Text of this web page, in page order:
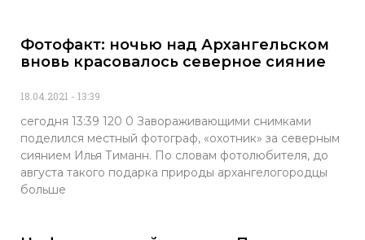
Фотофакт: ночью над Архангельском
вновь красовалось северное сияние
18.04.2021 13:39
сегодня 13:39 120 0 Завораживающими снимками
поделился местный фотограф, «охотник» за северным
сиянием Илья Тиманн. По словам фотолюбителя, до
августа такого подарка природы архангелогородцы
больше